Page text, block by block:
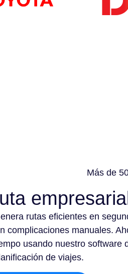
Más de
empresarial
rutas eficientes en
complicaciones manuales.
usando nuestro software
de viajes.